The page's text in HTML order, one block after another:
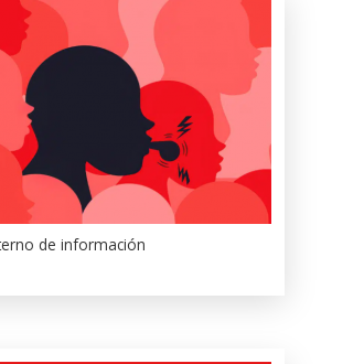
de información